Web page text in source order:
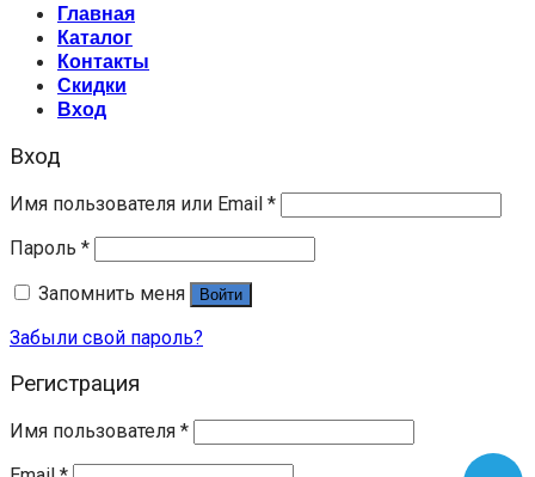
Главная
Каталог
Контакты
Скидки
Вход
Вход
Имя пользователя или Email *
Пароль *
Запомнить меня
Войти
Забыли свой пароль?
Регистрация
Имя пользователя *